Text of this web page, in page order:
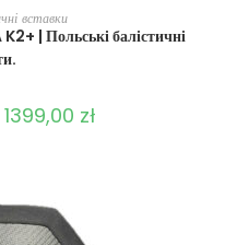
ОПЦІЇ
вставки
| Польські балістичні
1399,00 zł